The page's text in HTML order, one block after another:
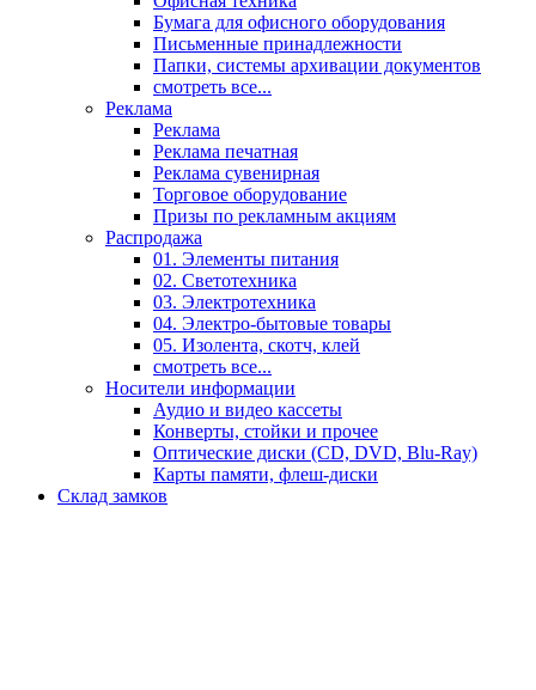
Бумага для офисного оборудования
Письменные принадлежности
Папки, системы архивации документов
смотреть все...
Реклама
Реклама
Реклама печатная
Реклама сувенирная
Торговое оборудование
Призы по рекламным акциям
Распродажа
01. Элементы питания
02. Светотехника
03. Электротехника
04. Электро-бытовые товары
05. Изолента, скотч, клей
смотреть все...
Носители информации
Аудио и видео кассеты
Конверты, стойки и прочее
Оптические диски (CD, DVD, Blu-Ray)
Карты памяти, флеш-диски
Склад замков